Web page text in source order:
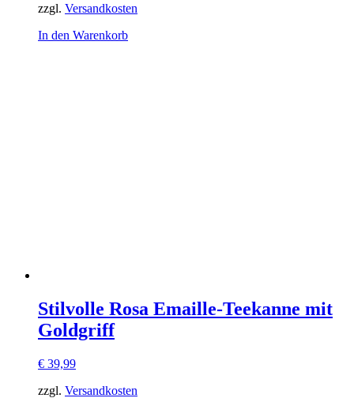
zzgl. Versandkosten
In den Warenkorb
Stilvolle Rosa Emaille-Teekanne mit
Goldgriff
€ 39,99
zzgl. Versandkosten